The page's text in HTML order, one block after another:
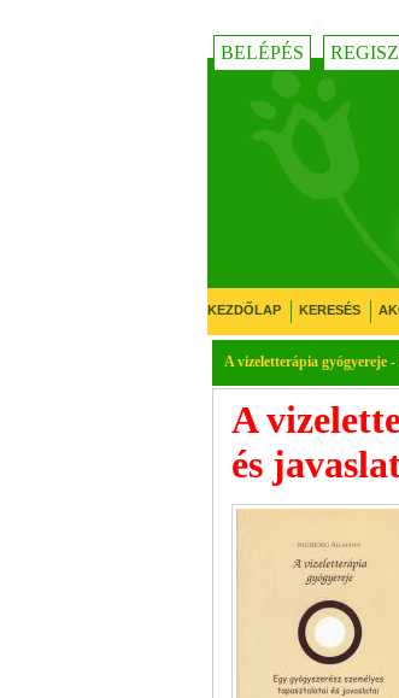
BELÉPÉS
KEZDŐLAP KERESÉS
A vizeletterápia gyógyereje
A
és